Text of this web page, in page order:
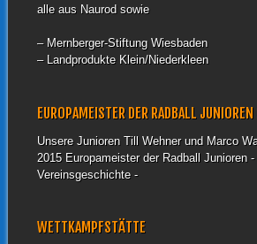
alle aus Naurod sowie
– Mernberger-Stiftung Wiesbaden
– Landprodukte Klein/Niederkleen
EUROPAMEISTER DER RADBALL
Unsere Junioren Till Wehner und Marco
2015 Europameister der Radball Junioren
Vereinsgeschichte -
WETTKAMPFSTÄTTE